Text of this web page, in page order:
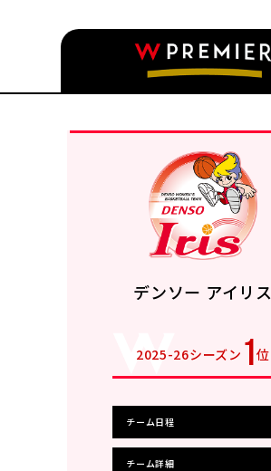
デンソー アイリス
2025-26シーズン 1位
チーム日程
チーム詳細